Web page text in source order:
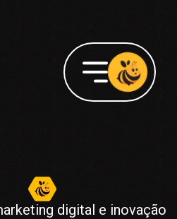
digital e inovação